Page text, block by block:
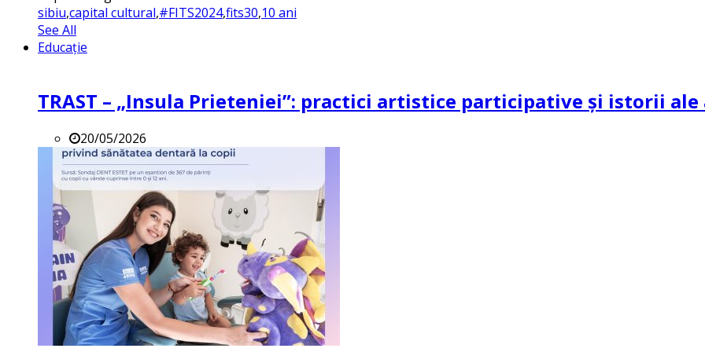
sibiu,capital cultural,#FITS2024,fits30,10 ani
See All
Educație
TRAST – „Insula Prieteniei”: practici artistice participative și istorii
20/05/2026